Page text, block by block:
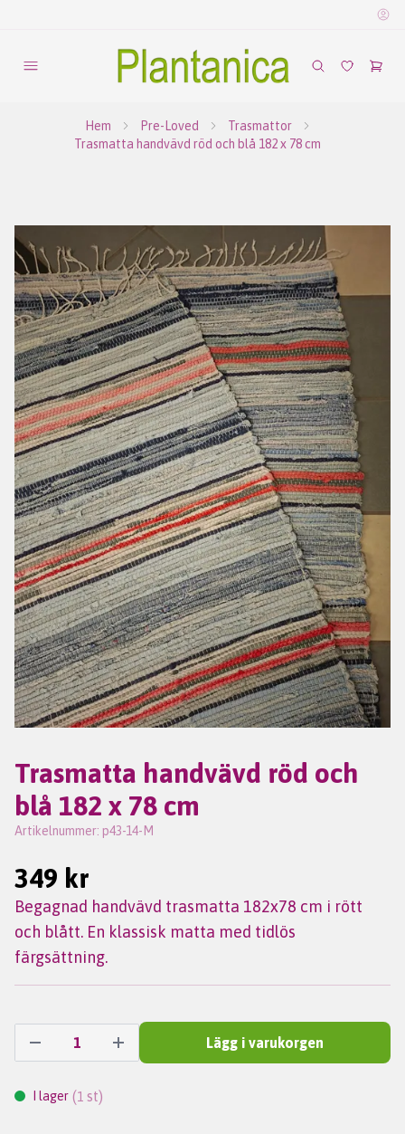
Hem Pre-Loved
Trasmattor
Trasmatta handvävd röd och blå 182 x 78 cm
Trasmatta handvävd röd och
blå 182 x 78 cm
Artikelnummer: p43-14-M
349 kr
Begagnad handvävd trasmatta 182x78 cm i rött
och blått. En klassisk matta med tidlös
färgsättning.
Lägg i varukorgen
I lager (1 st)